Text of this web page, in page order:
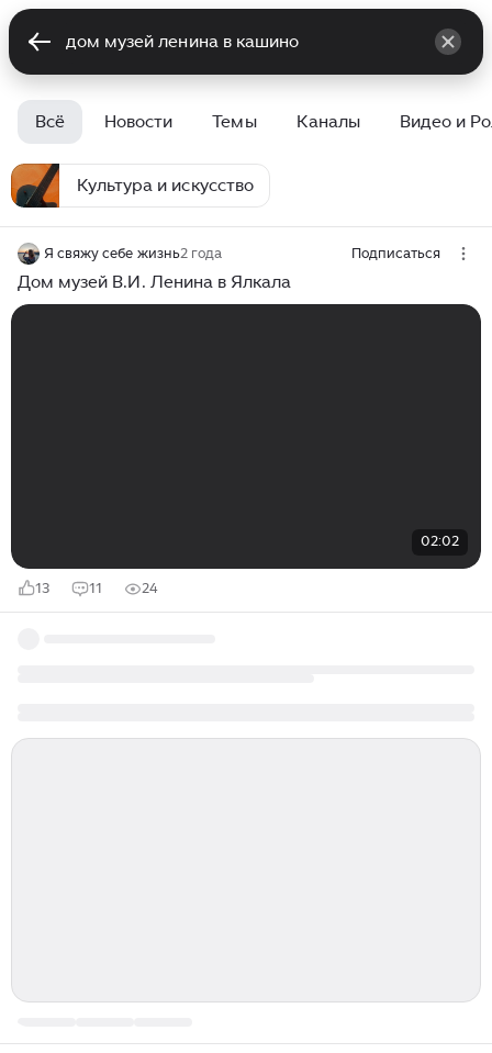
Всё Новости Темы Каналы Видео и
Культура и искусство
Я свяжу себе жизнь2 года Подписаться
Дом музей В.И. Ленина в Ялкала
02:02
13 11 24